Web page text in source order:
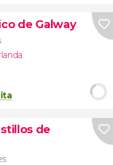
de Galway
de